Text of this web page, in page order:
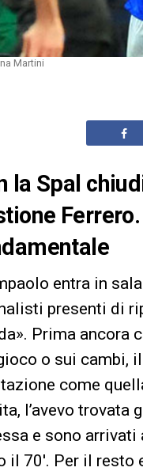
Martini
la Spal
entra in
presenti di
Prima ancora
o sui cambi,
come
l’avevo trovata
e sono arrivati
il 70′. Per il